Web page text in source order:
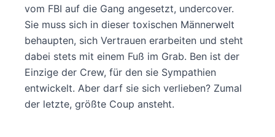
vom FBI auf die Gang angesetzt, undercover.
Sie muss sich in dieser toxischen Männerwelt
behaupten, sich Vertrauen erarbeiten und steht
dabei stets mit einem Fuß im Grab. Ben ist der
Einzige der Crew, für den sie Sympathien
entwickelt. Aber darf sie sich verlieben? Zumal
der letzte, größte Coup ansteht.